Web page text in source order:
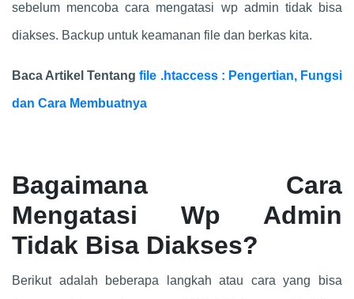
sebelum mencoba cara mengatasi wp admin tidak bisa
diakses. Backup untuk keamanan file dan berkas kita.
Baca Artikel Tentangfile .htaccess : Pengertian, Fungsi
dan Cara Membuatnya
Bagaimana Cara
Mengatasi Wp Admin
Tidak Bisa Diakses?
Berikut adalah beberapa langkah atau cara yang bisa